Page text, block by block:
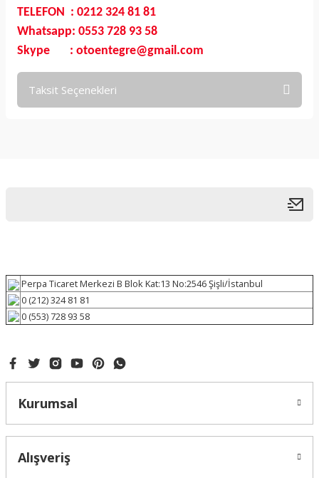
TELEFON : 0212 324 81 81
Whatsapp: 0553 728 93 58
Skype : otoentegre@gmail.com
Taksit Seçenekleri
Perpa Ticaret Merkezi B Blok Kat:13 No:2546 Şişli/İstanbul
0 (212) 324 81 81
0 (553) 728 93 58
Kurumsal
Alışveriş